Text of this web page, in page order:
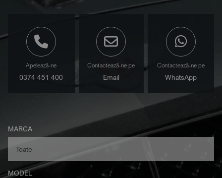
Apelează-ne
0374 451 400
Contactează-ne pe
Email
Contactează-ne pe
WhatsApp
MARCA
MODEL